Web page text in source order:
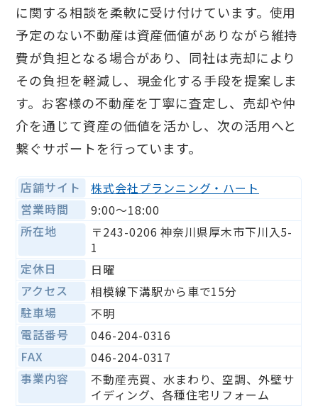
に関する相談を柔軟に受け付けています。使用
予定のない不動産は資産価値がありながら維持
費が負担となる場合があり、同社は売却により
その負担を軽減し、現金化する手段を提案しま
す。お客様の不動産を丁寧に査定し、売却や仲
介を通じて資産の価値を活かし、次の活用へと
繋ぐサポートを行っています。
店舗サイト
株式会社プランニング・ハート
営業時間
9:00～18:00
所在地
〒243-0206 神奈川県厚木市下川入5-
1
定休日
日曜
アクセス
相模線下溝駅から車で15分
駐車場
不明
電話番号
046-204-0316
FAX
046-204-0317
事業内容
不動産売買、水まわり、空調、外壁サ
イディング、各種住宅リフォーム